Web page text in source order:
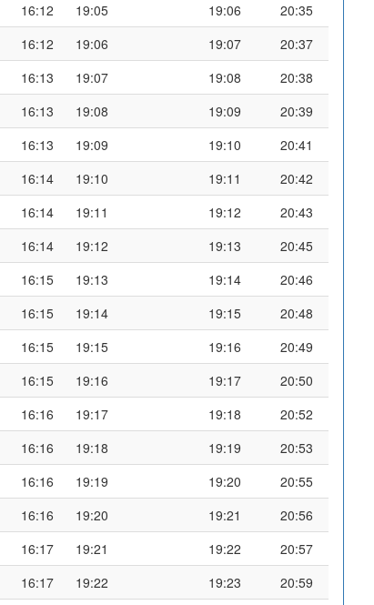
16:12 19:05 19:06
20:35
16:12 19:06 19:07
20:37
16:13 19:07 19:08
20:38
16:13 19:08 19:09
20:39
16:13 19:09 19:10
20:41
16:14 19:10 19:11
20:42
16:14 19:11 19:12
20:43
16:14 19:12 19:13
20:45
16:15 19:13 19:14
20:46
16:15 19:14 19:15
20:48
16:15 19:15 19:16
20:49
16:15 19:16 19:17
20:50
16:16 19:17 19:18
20:52
16:16 19:18 19:19
20:53
16:16 19:19 19:20
20:55
16:16 19:20 19:21
20:56
16:17 19:21 19:22
20:57
16:17 19:22 19:23
20:59